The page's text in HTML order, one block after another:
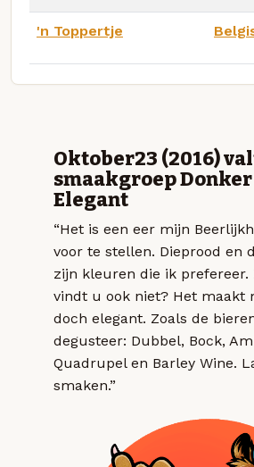
'n Toppertje
Oktober23 (2016)
smaakgroep Donker
Elegant
“Het is een eer mijn
voor te stellen. Dieprood en
zijn kleuren die ik prefereer.
vindt u ook niet? Het maakt
doch elegant. Zoals de
degusteer: Dubbel, Bock,
Quadrupel en Barley Wine.
smaken.”